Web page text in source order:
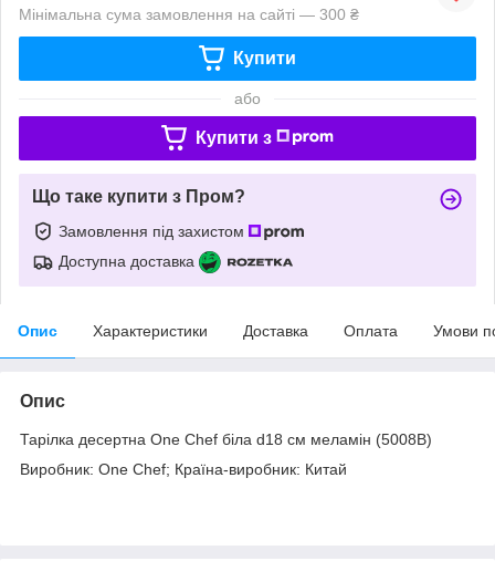
Мінімальна сума замовлення на сайті — 300 ₴
Купити
або
Купити з
Що таке купити з Пром?
Замовлення під захистом
Доступна доставка
Опис Характеристики Доставка Оплата Умови
Опис
Тарілка десертна One Chef біла d18 см меламін (5008B)
Виробник: One Chef; Країна-виробник: Китай